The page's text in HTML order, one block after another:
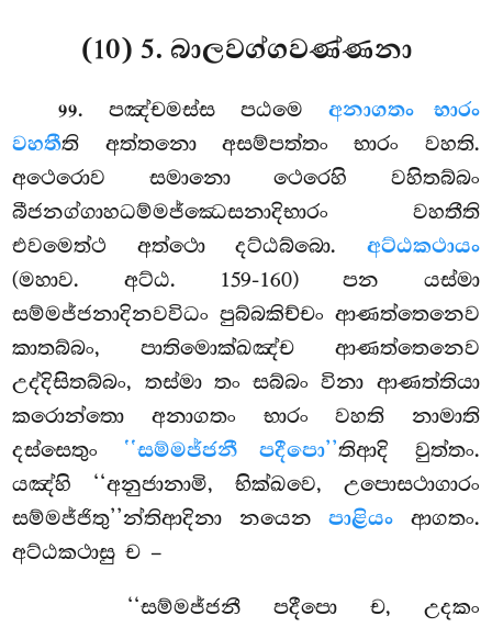
(10) 5. බාලවග්ගවණ්ණනා
99. පඤ්චමස්ස පඨමෙ අනාගතං භාරං
වහතීති අත්තනො අසම්පත්තං භාරං වහති.
අථෙරොව සමානො ථෙරෙහි වහිතබ්බං
බීජනග්ගාහධම්මජ්ඣෙසනාදිභාරං වහතීති
එවමෙත්ථ අත්ථො දට්ඨබ්බො. අට්ඨකථායං
(මහාව. අට්ඨ. 159-160) පන යස්මා
සම්මජ්ජනාදිනවවිධං පුබ්බකිච්චං ආණත්තෙනෙව
කාතබ්බං, පාතිමොක්ඛඤ්ච ආණත්තෙනෙව
උද්දිසිතබ්බං, තස්මා තං සබ්බං විනා ආණත්තියා
කරොන්තො අනාගතං භාරං වහති නාමාති
දස්සෙතුං ‘‘සම්මජ්ජනී පදීපො’’තිආදි වුත්තං.
යඤ්හි ‘‘අනුජානාමි, භික්ඛවෙ, උපොසථාගාරං
සම්මජ්ජිතු’’න්තිආදිනා නයෙනපාළියං ආගතං.
අට්ඨකථාසු ච –
‘‘සම්මජ්ජනීපදීපො ච, උදකං